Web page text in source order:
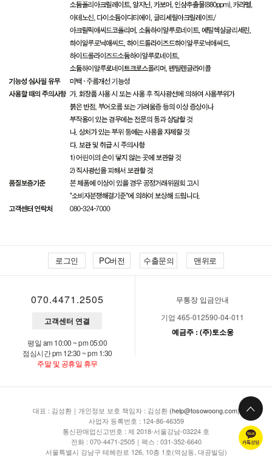
로그인 PC버전 수출문의 맨위로
070.4471.2505
고객센터 연결
평일 am 10:00 ~ pm 05:00
점심시간 pm 12:30 ~ pm 1:30
주말 및 공휴일 휴무
무통장 입금안내
기업 465-012590-04-011
예금주 : (주)토소웅
대표 : 김성환｜개인정보 보호 책임자 : 김성환 (help@tosowoong.com)
사업자 등록번호 : 124-86-46359
통신판매업신고번호 : 제 2018-서울강남-03224 호
전화 : 070-4471-2505｜팩스 : 031-352-6640
서울특별시 강남구 테헤란로 126, 10층 1호(역삼동, 대공빌딩)